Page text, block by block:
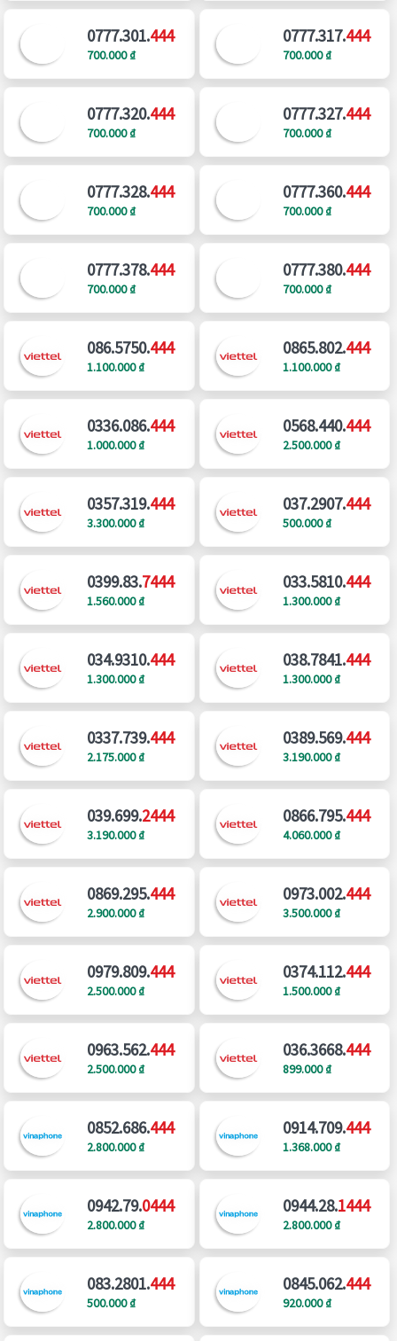
0777.301.444
700.000 ₫
0777.317.444
700.000 ₫
0777.320.444
700.000 ₫
0777.327.444
700.000 ₫
0777.328.444
700.000 ₫
0777.360.444
700.000 ₫
0777.378.444
700.000 ₫
0777.380.444
700.000 ₫
086.5750.444
1.100.000 ₫
0865.802.444
1.100.000 ₫
0336.086.444
1.000.000 ₫
0568.440.444
2.500.000 ₫
0357.319.444
3.300.000 ₫
037.2907.444
500.000 ₫
0399.83.7444
1.560.000 ₫
033.5810.444
1.300.000 ₫
034.9310.444
1.300.000 ₫
038.7841.444
1.300.000 ₫
0337.739.444
2.175.000 ₫
0389.569.444
3.190.000 ₫
039.699.2444
3.190.000 ₫
0866.795.444
4.060.000 ₫
0869.295.444
2.900.000 ₫
0973.002.444
3.500.000 ₫
0979.809.444
2.500.000 ₫
0374.112.444
1.500.000 ₫
0963.562.444
2.500.000 ₫
036.3668.444
899.000 ₫
0852.686.444
2.800.000 ₫
0914.709.444
1.368.000 ₫
0942.79.0444
2.800.000 ₫
0944.28.1444
2.800.000 ₫
083.2801.444
500.000 ₫
0845.062.444
920.000 ₫